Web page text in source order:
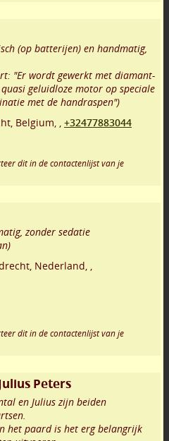
(op batterijen) en handmatig,
"Er wordt gewerkt met diamant-
geluidloze motor op speciale
met de handraspen")
Belgium,
+32477883044
dit in de contactenlijst van je
zonder sedatie
Nederland,
dit in de contactenlijst van je
Peters
en Julius zijn beiden
het paard is het erg belangrijk